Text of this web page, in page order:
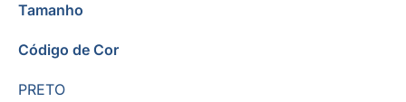
Tamanho
Código de Cor
PRETO